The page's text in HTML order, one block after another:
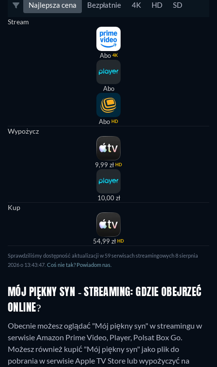
Najlepsza cena Bezpłatnie 4K HD SD
Stream
Abo 4K
Abo
Abo HD
Wypożycz
9,99 zł HD
10,00 zł
Kup
54,99 zł HD
Sprawdziliśmy dostępność aktualizacji w 59 serwisach streamingowych 8 sierpnia
2026 o 13:43:47. Coś nie tak? Powiadom nas.
MÓJ PIĘKNY SYN - STREAMING: GDZIE OBEJRZEĆ
ONLINE?
Obecnie możesz oglądać "Mój piękny syn" w streamingu w
serwisie Amazon Prime Video, Player, Polsat Box Go.
Możesz również kupić "Mój piękny syn" jako plik do
pobrania w serwisie Apple TV Store lub wypożyczyć na